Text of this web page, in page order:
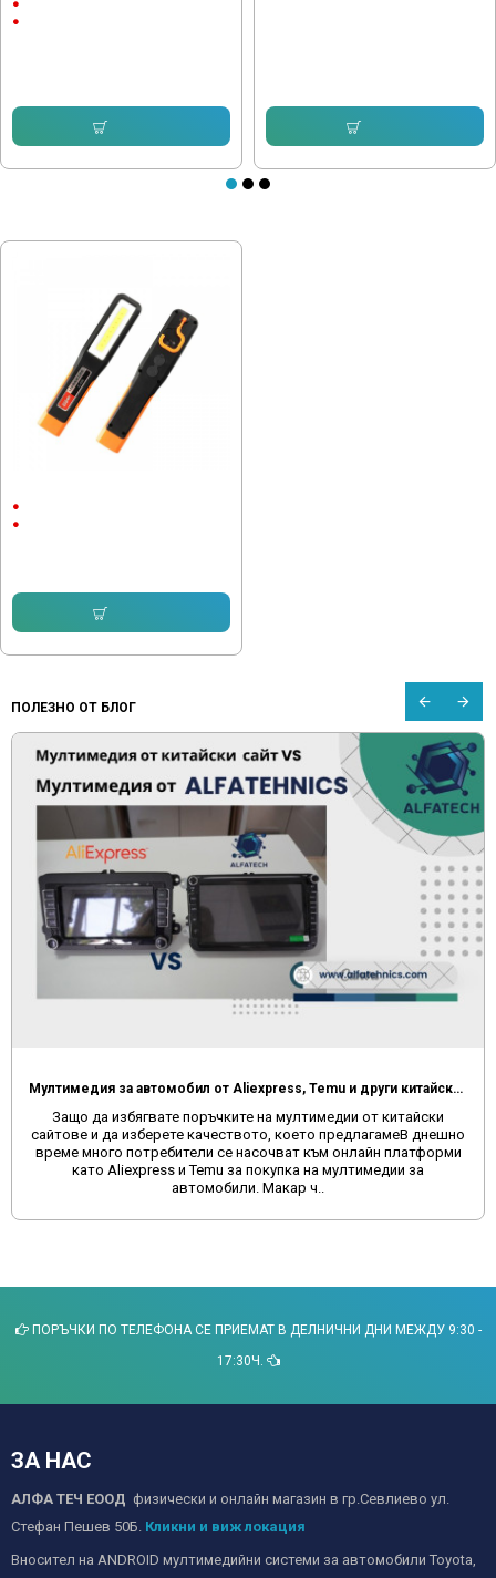
ПОЛЕЗНО ОТ БЛОГ
Мултимедия за автомобил от Aliexpress, Temu и други китайски сайтове
Защо да избягвате поръчките на мултимедии от китайски
сайтове и да изберете качеството, което предлагамеВ днешно
време много потребители се насочват към онлайн платформи
като Aliexpress и Temu за покупка на мултимедии за
автомобили. Макар ч..
ПОРЪЧКИ ПО ТЕЛЕФОНА СЕ ПРИЕМАТ В ДЕЛНИЧНИ ДНИ МЕЖДУ 9:30 -
17:30Ч.
ЗА НАС
АЛФА ТЕЧ ЕООД физически и онлайн магазин в гр.Севлиево ул.
Стефан Пешев 50Б. Кликни и виж локация
Вносител на ANDROID мултимедийни системи за автомобили Toyota,